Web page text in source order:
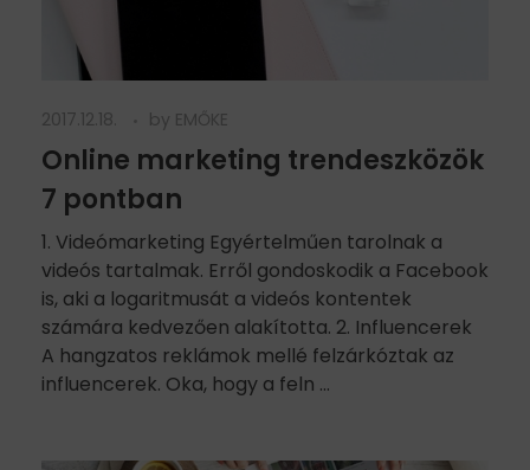
2017.12.18. by EMŐKE
Online marketing trendeszközök
7 pontban
1. Videómarketing Egyértelműen tarolnak a
videós tartalmak. Erről gondoskodik a Facebook
is, aki a logaritmusát a videós kontentek
számára kedvezően alakította. 2. Influencerek
A hangzatos reklámok mellé felzárkóztak az
influencerek. Oka, hogy a feln ...